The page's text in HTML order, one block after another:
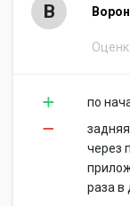
В
по
через
раза в